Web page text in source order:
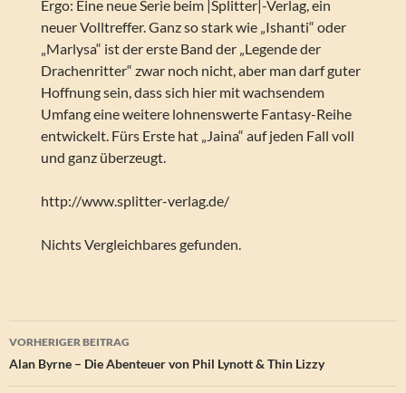
Ergo: Eine neue Serie beim |Splitter|-Verlag, ein
neuer Volltreffer. Ganz so stark wie „Ishanti“ oder
„Marlysa“ ist der erste Band der „Legende der
Drachenritter“ zwar noch nicht, aber man darf guter
Hoffnung sein, dass sich hier mit wachsendem
Umfang eine weitere lohnenswerte Fantasy-Reihe
entwickelt. Fürs Erste hat „Jaina“ auf jeden Fall voll
und ganz überzeugt.
http://www.splitter-verlag.de/
Nichts Vergleichbares gefunden.
Beitragsnavigation
VORHERIGER BEITRAG
Alan Byrne – Die Abenteuer von Phil Lynott & Thin Lizzy